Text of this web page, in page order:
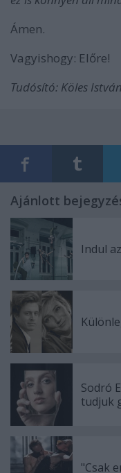
Ámen.
Vagyishogy: Előre!
Tudósító: Köles
Ajánlott
Indul
Sodró
tudjuk
"Csak